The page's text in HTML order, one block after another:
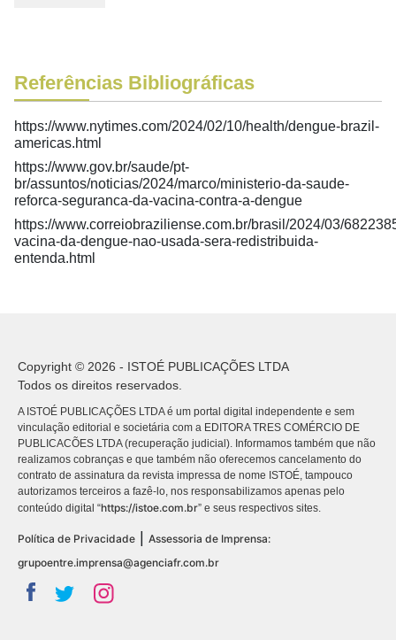
Referências Bibliográficas
https://www.nytimes.com/2024/02/10/health/dengue-brazil-
americas.html
https://www.gov.br/saude/pt-
br/assuntos/noticias/2024/marco/ministerio-da-saude-
reforca-seguranca-da-vacina-contra-a-dengue
https://www.correiobraziliense.com.br/brasil/2024/03/
vacina-da-dengue-nao-usada-sera-redistribuida-
entenda.html
Copyright © 2026 - ISTOÉ PUBLICAÇÕES LTDA
Todos os direitos reservados.
A ISTOÉ PUBLICAÇÕES LTDA é um portal digital independente e sem
vinculação editorial e societária com a EDITORA TRES COMÉRCIO DE
PUBLICACÕES LTDA (recuperação judicial). Informamos também que não
realizamos cobranças e que também não oferecemos cancelamento do
contrato de assinatura da revista impressa de nome ISTOÉ, tampouco
autorizamos terceiros a fazê-lo, nos responsabilizamos apenas pelo
conteúdo digital “https://istoe.com.br” e seus respectivos sites.
Política de Privacidade
Assessoria de Imprensa:
grupoentre.imprensa@agenciafr.com.br